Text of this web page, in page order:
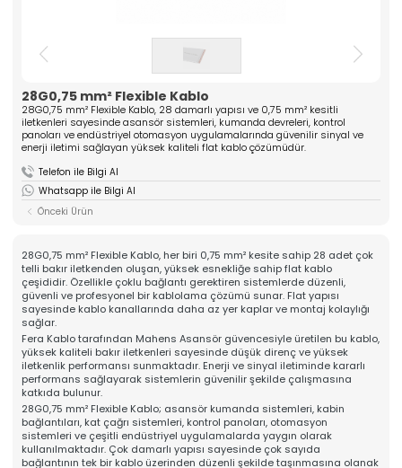
Kurumsal
» Hakkımızda
» Vizyon, Misyon
» Kariyer
» Kablo Grubu
» Halat Şişesi Grubu
» Plastik Grubu
» Konsol Grubu
» Yedek Parçalar
Kalite
» Kalite Belgelerimiz
» Kalite Politikamız
Üretim
» Üretim Hattımız
» Özel Üretim Yeteneğimiz
Online Katalog
Bize Ulaşın
» İleitşim Bilgilerimiz
» Konum Bilgilerimiz
çözümler sunar.
» Halat Şişesi Grubu
» Plastik Grubu
» Konsol Grubu
» Yedek Parçalar
» Tüm Kategoriler
İhracat & Lojistik
Haberler
Kariyer
İletişim
28G0,75 mm² Flexible Kablo
28G0,75 mm² Flexible Kablo, 28 damarlı yapısı ve 0,75 mm² kesitli
iletkenleri sayesinde asansör sistemleri, kumanda devreleri, kontrol
panoları ve endüstriyel otomasyon uygulamalarında güvenilir sinyal ve
enerji iletimi sağlayan yüksek kaliteli flat kablo çözümüdür.
Telefon ile Bilgi Al
Whatsapp ile Bilgi Al
Önceki Ürün
28G0,75 mm² Flexible Kablo, her biri 0,75 mm² kesite sahip 28 adet çok
telli bakır iletkenden oluşan, yüksek esnekliğe sahip flat kablo
çeşididir. Özellikle çoklu bağlantı gerektiren sistemlerde düzenli,
güvenli ve profesyonel bir kablolama çözümü sunar. Flat yapısı
sayesinde kablo kanallarında daha az yer kaplar ve montaj kolaylığı
sağlar.
Fera Kablo tarafından Mahens Asansör güvencesiyle üretilen bu kablo,
yüksek kaliteli bakır iletkenleri sayesinde düşük direnç ve yüksek
iletkenlik performansı sunmaktadır. Enerji ve sinyal iletiminde kararlı
performans sağlayarak sistemlerin güvenilir şekilde çalışmasına
katkıda bulunur.
28G0,75 mm² Flexible Kablo; asansör kumanda sistemleri, kabin
bağlantıları, kat çağrı sistemleri, kontrol panoları, otomasyon
sistemleri ve çeşitli endüstriyel uygulamalarda yaygın olarak
kullanılmaktadır. Çok damarlı yapısı sayesinde çok sayıda
bağlantının tek bir kablo üzerinden düzenli şekilde taşınmasına olanak